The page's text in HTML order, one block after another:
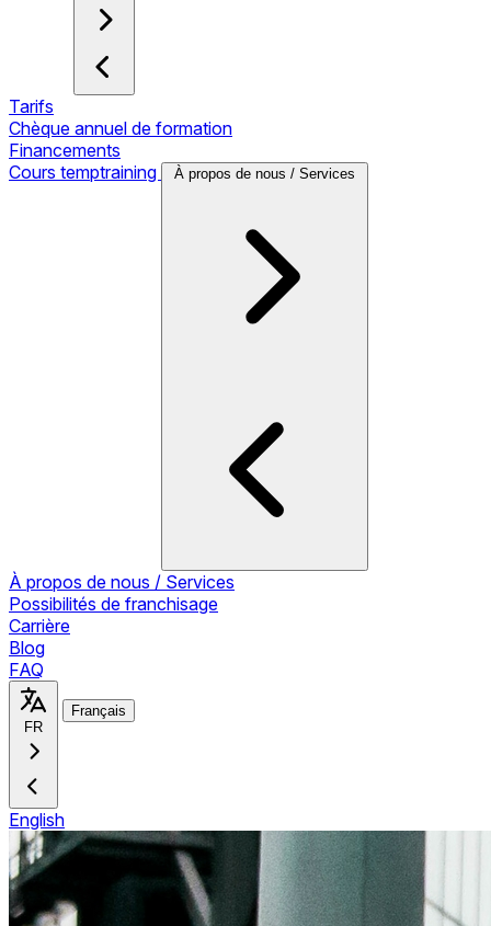
Tarifs
Chèque annuel de formation
Financements
Cours temptraining
À propos de nous / Services
À propos de nous / Services
Possibilités de franchisage
Carrière
Blog
FAQ
FR
Français
English